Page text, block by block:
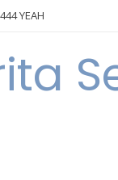
YEAH